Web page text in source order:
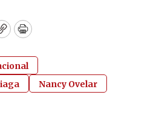
CopyPrint
Nancy Ovelar